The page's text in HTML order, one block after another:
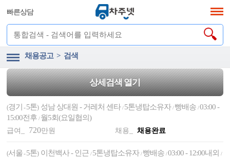
빠른상담
채용공고 > 검색
상세검색 열기
(경기 -5톤) 성남 상대원 - 거레처 센타/ 5톤냉탑소유자/ 빵배송/03:00 -
15:00전후/ 월5회(요일협의)
급여_ 720만원 채용_ 채용완료
(서울-5톤) 이천백사 - 인근/ 5톤냉탑소유자/ 빵배송/03:00 - 12:00내외/